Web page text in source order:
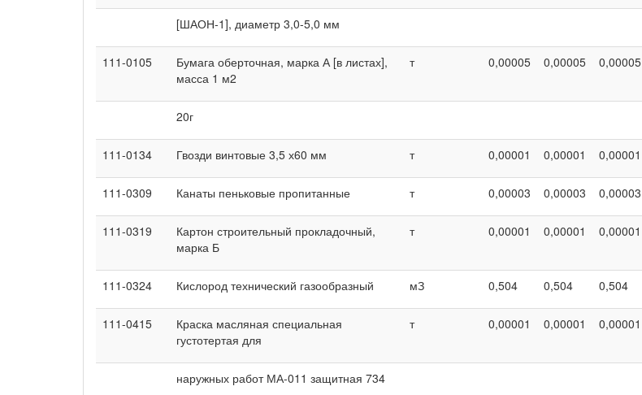
[ШАОН-1], диаметр 3,0-5,0 мм
111-0105
Бумага оберточная, марка А [в листах],
масса 1 м2
т 0,00005 0,00005 0,00005
20г
111-0134 Гвозди винтовые 3,5 х60 мм т 0,00001 0,00001 0,00001
111-0309 Канаты пеньковые пропитанные т 0,00003 0,00003 0,00003
111-0319
Картон строительный прокладочный,
марка Б
т 0,00001 0,00001 0,00001
111-0324 Кислород технический газообразный мЗ 0,504 0,504 0,504
111-0415
Краска масляная специальная
густотертая для
т 0,00001 0,00001 0,00001
наружных работ МА-011 защитная 734